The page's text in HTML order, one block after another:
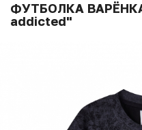
ФУТБОЛКА
addicted"